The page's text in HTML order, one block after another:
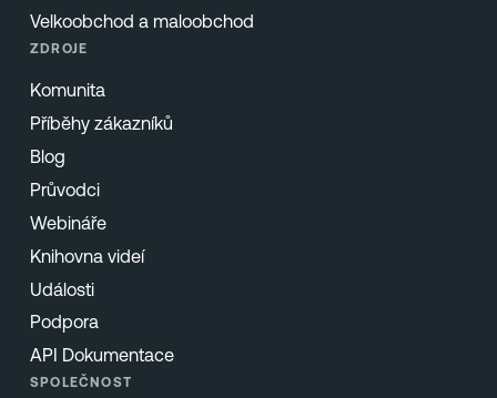
Velkoobchod a maloobchod
ZDROJE
Komunita
Příběhy zákazníků
Blog
Průvodci
Webináře
Knihovna videí
Události
Podpora
API Dokumentace
SPOLEČNOST